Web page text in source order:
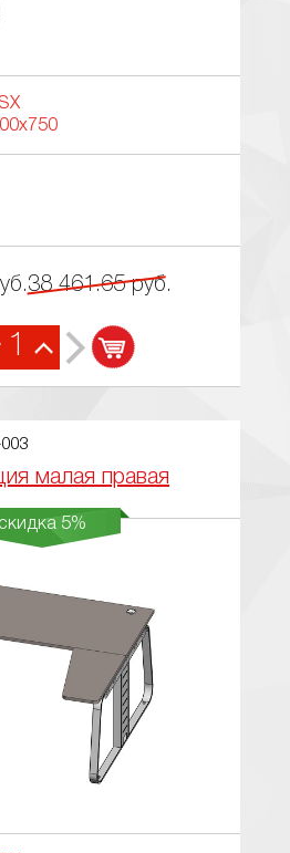
38 461.65 руб.
1
малая правая
скидка 5%